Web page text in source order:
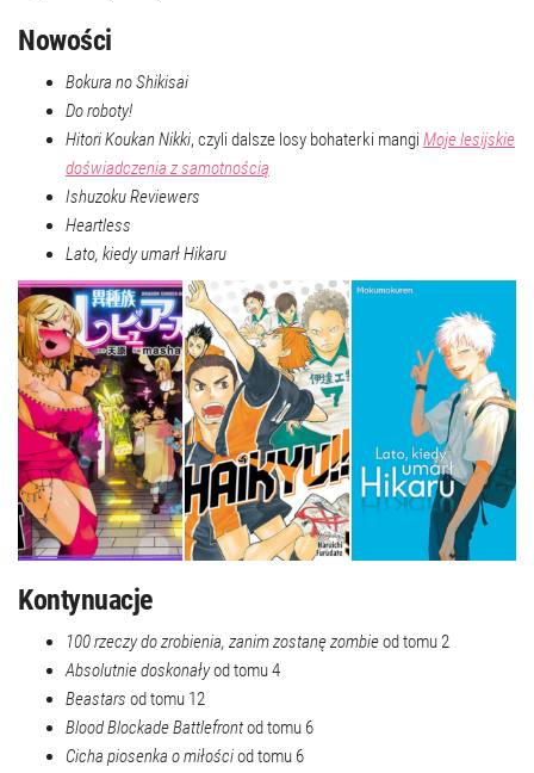
Nowości
Bokura no Shikisai
Do roboty!
Hitori Koukan Nikki, czyli dalsze losy bohaterki mangi Moje lesijskie
doświadczenia z samotnością
Ishuzoku Reviewers
Heartless
Lato, kiedy umarł Hikaru
Kontynuacje
100 rzeczy do zrobienia, zanim zostanę zombieod tomu 2
Absolutnie doskonałyod tomu 4
Beastars od tomu 12
Blood Blockade Battlefrontod tomu 6
Cicha piosenka o miłościod tomu 6